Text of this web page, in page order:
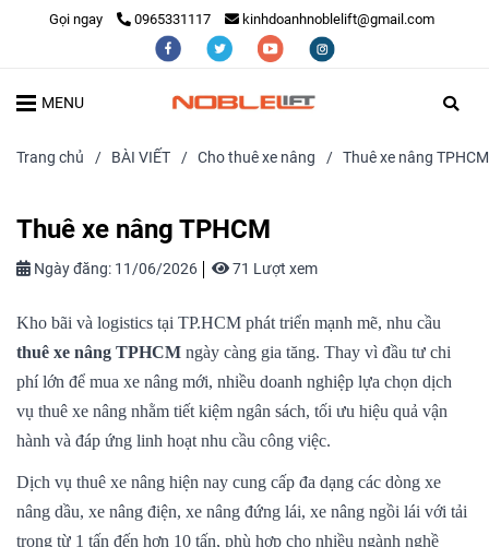
Gọi ngay 0965331117 kinhdoanhnoblelift@gmail.com
MENU
Trang chủ / BÀI VIẾT / Cho thuê xe nâng / Thuê xe nâng TPHCM
Thuê xe nâng TPHCM
Ngày đăng: 11/06/2026 71 Lượt xem
Kho bãi và logistics tại TP.HCM phát triển mạnh mẽ, nhu cầu
thuê xe nâng TPHCM ngày càng gia tăng. Thay vì đầu tư chi
phí lớn để mua xe nâng mới, nhiều doanh nghiệp lựa chọn dịch
vụ thuê xe nâng nhằm tiết kiệm ngân sách, tối ưu hiệu quả vận
hành và đáp ứng linh hoạt nhu cầu công việc.
Dịch vụ thuê xe nâng hiện nay cung cấp đa dạng các dòng xe
nâng dầu, xe nâng điện, xe nâng đứng lái, xe nâng ngồi lái với tải
trọng từ 1 tấn đến hơn 10 tấn, phù hợp cho nhiều ngành nghề